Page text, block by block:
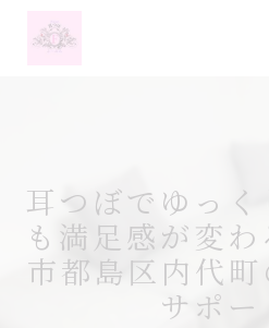
耳つぼでゆっ
も満足感が変
市都島区内代町
サポー